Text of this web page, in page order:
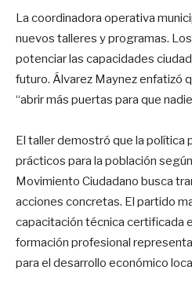
La coordinadora operativa
nuevos talleres y programas.
potenciar las capacidades
futuro. Álvarez Maynez enfatizó
“abrir más puertas para que
El taller demostró que la política
prácticos para la población
Movimiento Ciudadano busca
acciones concretas. El partido
capacitación técnica certificada
formación profesional
para el desarrollo económico